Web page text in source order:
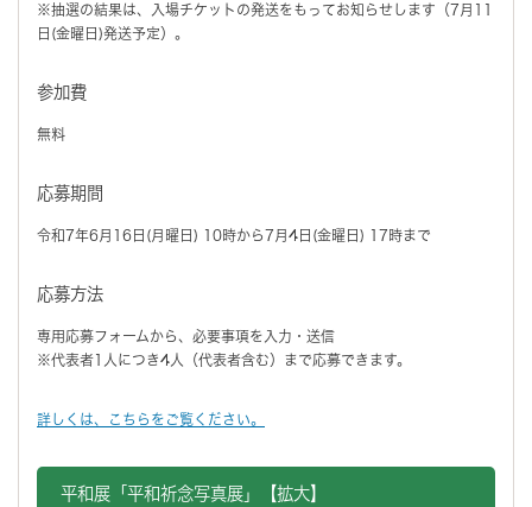
※抽選の結果は、入場チケットの発送をもってお知らせします（7月11
日(金曜日)発送予定）。
参加費
無料
応募期間
令和7年6月16日(月曜日) 10時から7月4日(金曜日) 17時まで
応募方法
専用応募フォームから、必要事項を入力・送信
※代表者1人につき4人（代表者含む）まで応募できます。
詳しくは、こちらをご覧ください。
平和展「平和祈念写真展」【拡大】